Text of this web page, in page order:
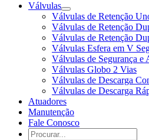
Válvulas
Válvulas de Retenção
Válvulas de Retenção
Válvulas de Retenção
Válvulas Esfera em V
Válvulas de Segurança e
Válvulas Globo 2 Vias
Válvulas de Descarga
Válvulas de Descarga
Atuadores
Manutenção
Fale Conosco